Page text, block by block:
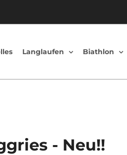
Langlaufen Biathlon
- Neu!!